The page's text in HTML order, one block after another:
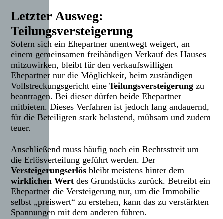
Letzter Ausweg:
Teilungsversteigerung
Sofern sich ein Ehepartner unentwegt weigert, an
einem gemeinsamen freihändigen Verkauf des Hauses
mitzuwirken, bleibt für den verkaufswilligen
Ehepartner nur die Möglichkeit, beim zuständigen
Vollstreckungsgericht eineTeilungsversteigerungzu
beantragen. Bei dieser dürfen beide Ehepartner
mitbieten. Dieses Verfahren ist jedoch lang andauernd,
für die Beteiligten stark belastend, mühsam und zudem
teuer.
Anschließend muss häufig noch ein Rechtsstreit um
die Erlösverteilung geführt werden. Der
Versteigerungserlös bleibt meistens hinter dem
wirklichen Wert des Grundstücks zurück. Betreibt ein
Ehepartner die Versteigerung nur, um die Immobilie
selbst „preiswert“ zu erstehen, kann das zu verstärkten
Spannungen mit dem anderen führen.